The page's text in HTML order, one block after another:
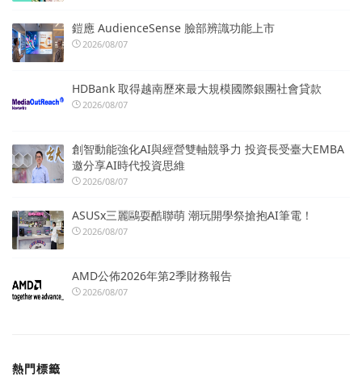
鎧應 AudienceSense 臉部辨識功能上市
2026/08/07
HDBank 取得越南歷來最大規模國際銀團社會貸款
2026/08/07
創智動能強化AI與經營雙軸競爭力 投資長受臺大EMBA
邀分享AI時代投資思維
2026/08/07
ASUSx三麗鷗耍酷聯萌 潮玩開學祭搶抱AI筆電！
2026/08/07
AMD公佈2026年第2季財務報告
2026/08/07
熱門標籤